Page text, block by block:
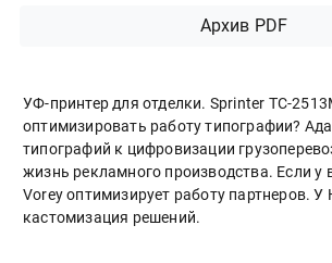
Архив PDF
УФ-принтер для отделки. Sprinter ТС-
оптимизировать работу типографии?
типографий к цифровизации
жизнь рекламного производства. Если у
Vorey оптимизирует работу партнеров. У
кастомизация решений.